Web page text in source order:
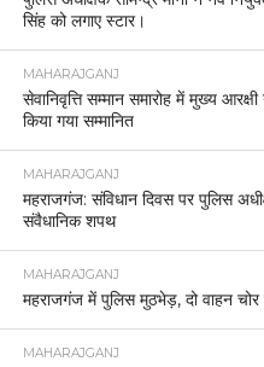
ByARATI VERMA
Posted onJuly 23, 2024